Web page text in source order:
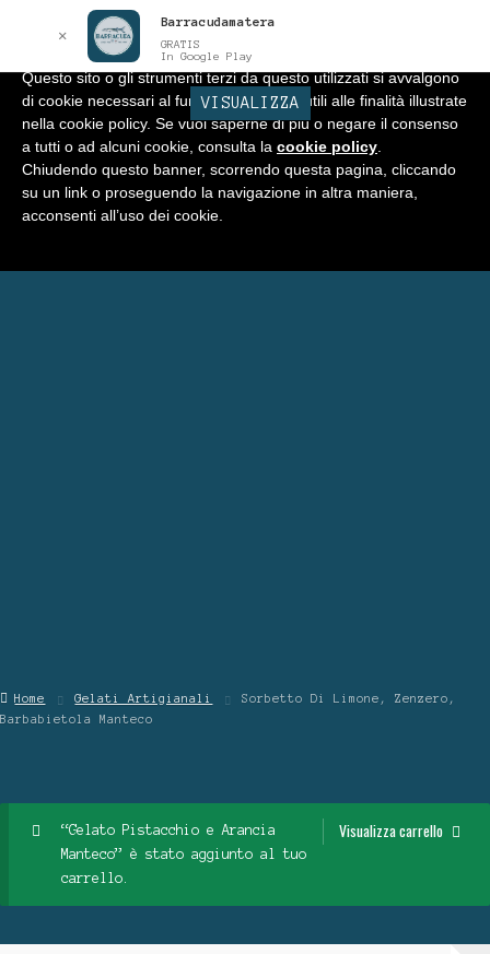
Vai
alla
navigazione
Vai
al
contenuto
BARRACUDA Menu
Home
Negozio
Home Gelati Artigianali
Sorbetto Di Limone, Zenzero,
Barbabietola Manteco
Visualizza carrello
“Gelato Pistacchio e Arancia
Manteco” è stato aggiunto al tuo
carrello.
✕
Barracudamatera
GRATIS
In Google Play
VISUALIZZA
Informativa
Questo sito o gli strumenti terzi da questo utilizzati si avvalgono
di cookie necessari al funzionamento ed utili alle finalità illustrate
nella cookie policy. Se vuoi saperne di più o negare il consenso
a tutti o ad alcuni cookie, consulta la cookie policy
Chiudendo questo banner, scorrendo questa pagina, cliccando
su un link o proseguendo la navigazione in altra maniera,
acconsenti all’uso dei cookie.